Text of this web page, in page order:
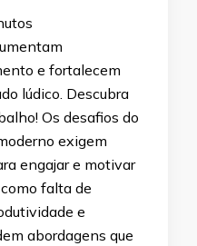
e fortalecem
lúdico. Descubra
Os desafios do
exigem
engajar e motivar
falta de
e
abordagens que